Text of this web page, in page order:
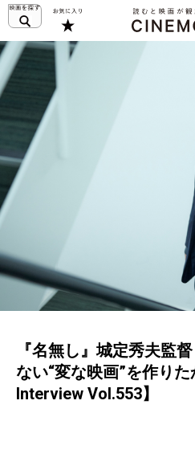
『名無し』城定秀夫監
ない“変な映画”を作り
Interview Vol.553】